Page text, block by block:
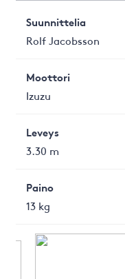
Suunnittelia
Rolf Jacobsson
Moottori
Izuzu
Leveys
3.30 m
Paino
13 kg